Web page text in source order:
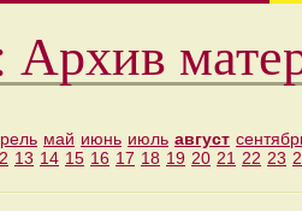
май июнь июль август
13 14 15 16 17 18 19 20 21 22 23